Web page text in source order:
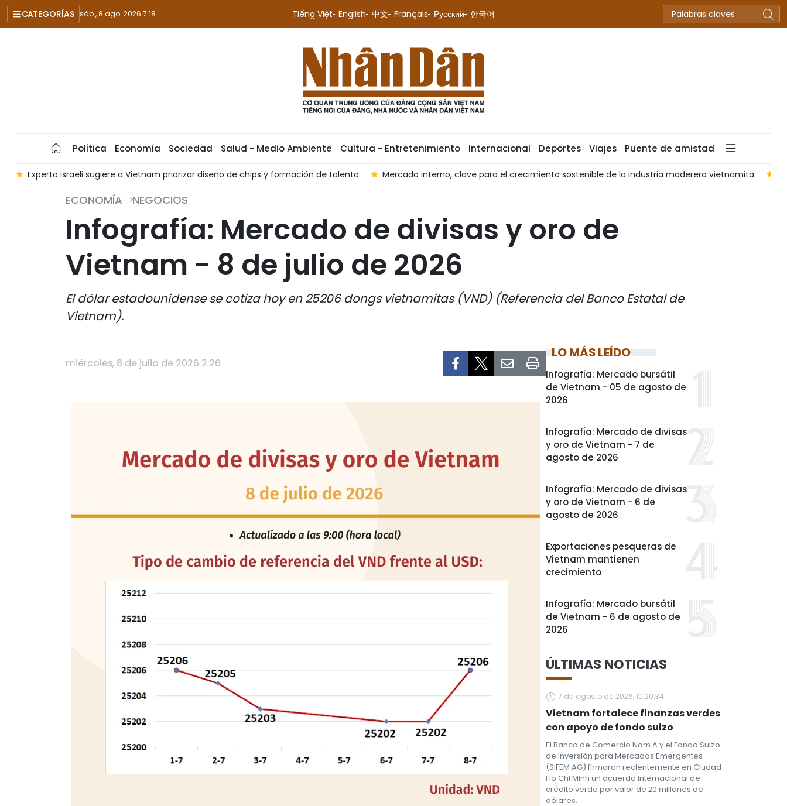
CATEGORÍAS sáb., 8 ago. 2026 7:18 Tiếng Việt English 中文 Français Русский 한국어
Política Economía Sociedad Salud - Medio Ambiente Cultura - Entretenimiento Internacional Deportes Viajes Puente de amistad
Experto israelí sugiere a Vietnam priorizar diseño de chips y formación de talento Mercado interno, clave para el crecimiento sostenible de la industria maderera vietnamita
ECONOMÍA NEGOCIOS
Infografía: Mercado de divisas y oro de
Vietnam - 8 de julio de 2026
El dólar estadounidense se cotiza hoy en 25206 dongs vietnamitas (VND) (Referencia del Banco Estatal de
Vietnam).
miércoles, 8 de julio de 2026 2:26
LO MÁS LEÍDO
Infografía: Mercado bursátil
de Vietnam - 05 de agosto de
2026
Infografía: Mercado de divisas
y oro de Vietnam - 7 de
agosto de 2026
Infografía: Mercado de divisas
y oro de Vietnam - 6 de
agosto de 2026
Exportaciones pesqueras de
Vietnam mantienen
crecimiento
Infografía: Mercado bursátil
de Vietnam - 6 de agosto de
2026
ÚLTIMAS NOTICIAS
7 de agosto de 2026, 10:20:34
Vietnam fortalece finanzas verdes
con apoyo de fondo suizo
El Banco de Comercio Nam A y el Fondo Suizo
de Inversión para Mercados Emergentes
(SIFEM AG) firmaron recientemente en Ciudad
Ho Chi Minh un acuerdo internacional de
crédito verde por valor de 20 millones de
dólares.